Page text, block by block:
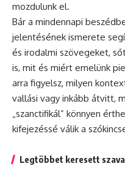
mozdulunk el.
Bár a mindennapi
jelentésének ismerete
és irodalmi szövegeket,
is, mit és miért emelünk
arra figyelsz, milyen
vallási vagy inkább átvitt,
„szanctifikál” könnyen
kifejezéssé válik a
Legtöbbet keresett